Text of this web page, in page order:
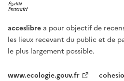
acceslibre a pour objectif de
les lieux recevant du public et de
le plus largement possible.
www.ecologie.gouv.fr